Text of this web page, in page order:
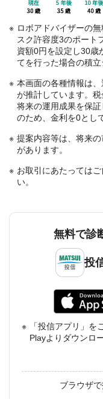
ロボアドバイザーの
スク許容度3のポート
資額0円を設定し30歳
てを行った場合の積
本画面の各種情報は
が推計しています。税
将来の運用成果を保
のため、金利を0とし
提案内容等は、将来
があります。
お取引にあたっては
い。
無料で診
投
「投信アプリ」
Playよりダウンロ
ブラウザ